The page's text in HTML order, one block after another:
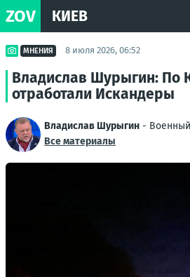
ZOV КИЕВ
МНЕНИЯ 8 июля 2026, 06:52
Владислав Шурыгин: По
отработали Искандеры
Владислав Шурыгин -
Все материалы